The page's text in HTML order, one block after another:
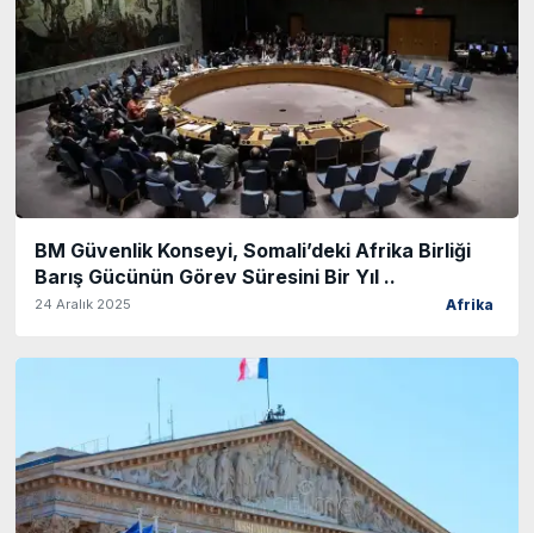
BM Güvenlik Konseyi, Somali’deki Afrika Birliği
Barış Gücünün Görev Süresini Bir Yıl ..
24 Aralık 2025 Afrika